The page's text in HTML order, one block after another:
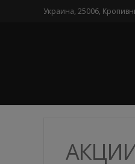
Украина, 25006,